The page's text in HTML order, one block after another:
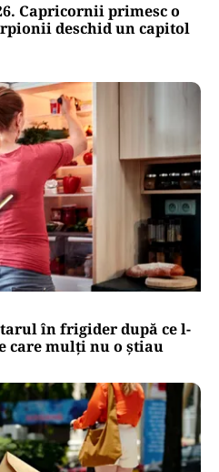
Capricornii primesc o
deschid un capitol
în frigider după ce l-
care mulți nu o știau